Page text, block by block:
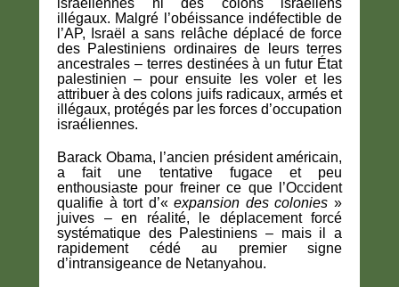
israéliennes ni des colons israéliens
illégaux. Malgré l’obéissance indéfectible de
l’AP, Israël a sans relâche déplacé de force
des Palestiniens ordinaires de leurs terres
ancestrales – terres destinées à un futur État
palestinien – pour ensuite les voler et les
attribuer à des colons juifs radicaux, armés et
illégaux, protégés par les forces d’occupation
israéliennes.
Barack Obama, l’ancien président américain,
a fait une tentative fugace et peu
enthousiaste pour freiner ce que l’Occident
qualifie à tort d’«expansion des colonies »
juives – en réalité, le déplacement forcé
systématique des Palestiniens – mais il a
rapidement cédé au premier signe
d’intransigeance de Netanyahou.